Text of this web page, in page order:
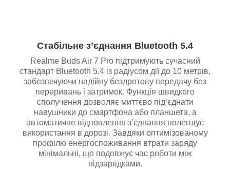
Стабільне з’єднання Bluetooth 5.4
Realme Buds Air 7 Pro підтримують сучасний
стандарт Bluetooth 5.4 із радіусом дії до 10 метрів,
забезпечуючи надійну бездротову передачу без
переривань і затримок. Функція швидкого
сполучення дозволяє миттєво під’єднати
навушники до смартфона або планшета, а
автоматичне відновлення з’єднання полегшує
використання в дорозі. Завдяки оптимізованому
профілю енергоспоживання втрати заряду
мінімальні, що подовжує час роботи між
підзарядками.